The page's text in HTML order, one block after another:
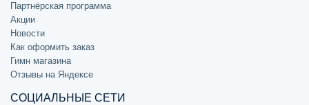
Партнёрская программа
Акции
Новости
Как оформить заказ
Гимн магазина
Отзывы на Яндексе
СОЦИАЛЬНЫЕ СЕТИ